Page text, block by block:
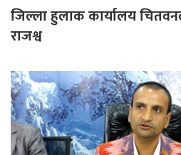
जिल्ला हुलाक कार्यालय
राजश्व